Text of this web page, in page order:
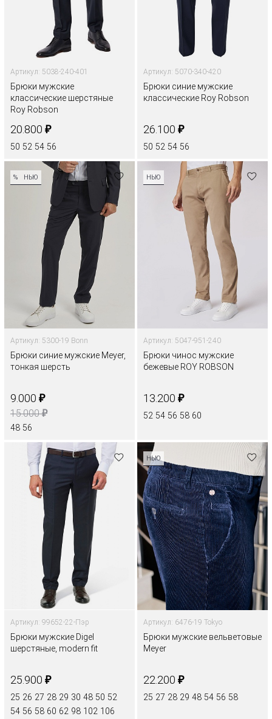
Артикул: 5038-240-401
Брюки мужские
классические шерстяные
Roy Robson
20.800 ₽
50 52 54 56
Артикул: 5070-340-420
Брюки синие мужские
классические Roy Robson
26.100 ₽
50 52 54 56
% НЬЮ
Артикул: 5300-19 Bonn
Брюки синие мужские Meyer,
тонкая шерсть
9.000 ₽
15.000₽
48 56
НЬЮ
Артикул: 5047-951-240
Брюки чинос мужские
бежевые ROY ROBSON
13.200 ₽
52 54 56 58 60
Артикул: 99652-22-Пэр
Брюки мужские Digel
шерстяные, modern fit
25.900 ₽
25 26 27 28 29 30 48 50 52
54 56 58 60 62 98 102 106
НЬЮ
Артикул: 6476-19 Tokyo
Брюки мужские вельветовые
Meyer
22.200 ₽
25 27 28 29 48 54 56 58